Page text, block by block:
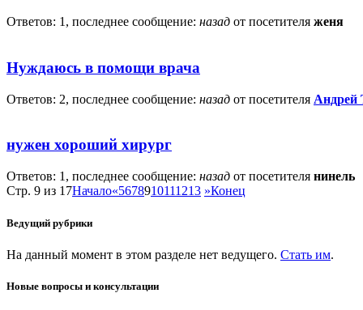
Ответов: 1, последнее сообщение: назад от посетителя женя
Нуждаюсь в помощи врача
Ответов: 2, последнее сообщение: назад от посетителя Андрей
нужен хороший хирург
Ответов: 1, последнее сообщение: назад от посетителя нинель
Стр. 9 из 17Начало«5678910111213 »Конец
Ведущий рубрики
На данный момент в этом разделе нет ведущего. Стать им.
Новые вопросы и консультации